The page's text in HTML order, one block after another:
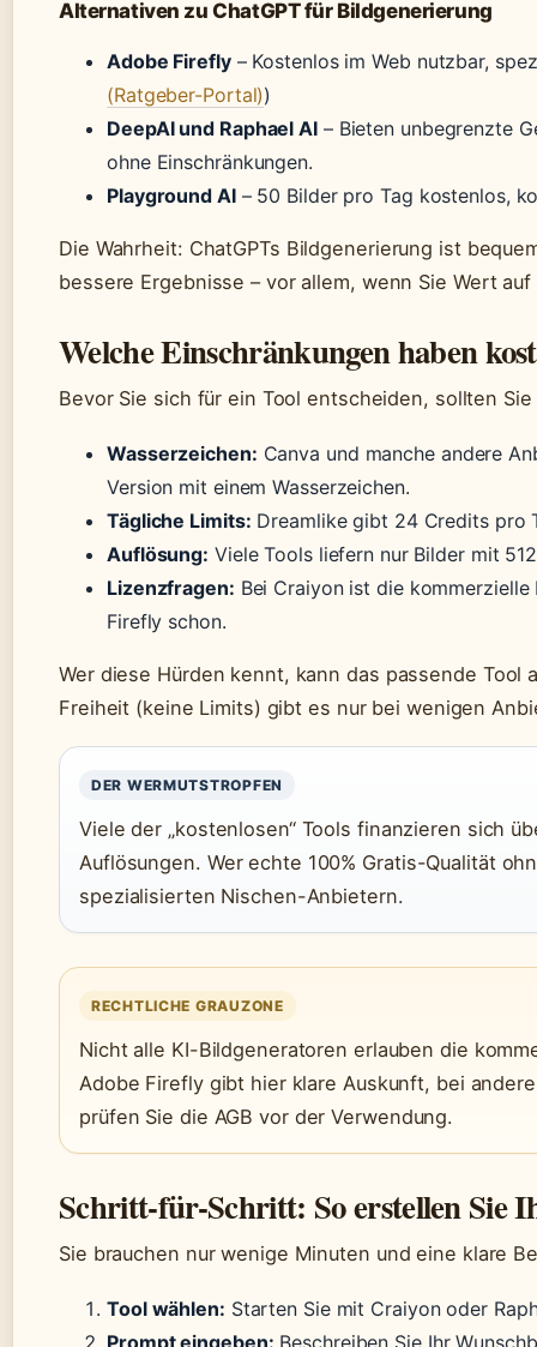
Alternativen zu ChatGPT für Bildgenerierung
Adobe Firefly– Kostenlos im Web nutzbar,
(Ratgeber-Portal))
DeepAI und Raphael AI– Bieten unbegrenzte
ohne Einschränkungen.
Playground AI– 50 Bilder pro Tag kostenlos,
Die Wahrheit: ChatGPTs Bildgenerierung ist
bessere Ergebnisse – vor allem, wenn Sie Wert
Welche Einschränkungen haben
Bevor Sie sich für ein Tool entscheiden, sollten
Wasserzeichen: Canva und manche andere
Version mit einem Wasserzeichen.
Tägliche Limits: Dreamlike gibt 24 Credits pro
Auflösung: Viele Tools liefern nur Bilder mit
Lizenzfragen: Bei Craiyon ist die
Firefly schon.
Wer diese Hürden kennt, kann das passende Tool
Freiheit (keine Limits) gibt es nur bei wenigen
DER WERMUTSTROPFEN
Viele der „kostenlosen“ Tools finanzieren sich
Auflösungen. Wer echte 100% Gratis-Qualität
spezialisierten Nischen-Anbietern.
RECHTLICHE GRAUZONE
Nicht alle KI-Bildgeneratoren erlauben die
Adobe Firefly gibt hier klare Auskunft, bei
prüfen Sie die AGB vor der Verwendung.
Schritt-für-Schritt: So erstellen Sie
Sie brauchen nur wenige Minuten und eine klare
Tool wählen: Starten Sie mit Craiyon oder
Prompt eingeben: Beschreiben Sie Ihr